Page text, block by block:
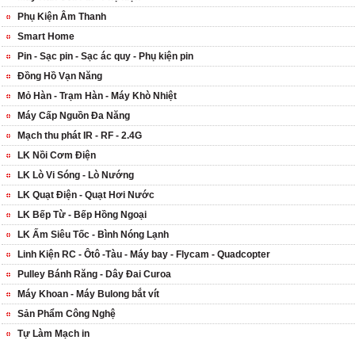
Phụ Kiện Âm Thanh
Smart Home
Pin - Sạc pin - Sạc ác quy - Phụ kiện pin
Đồng Hồ Vạn Năng
Mỏ Hàn - Trạm Hàn - Máy Khò Nhiệt
Máy Cấp Nguồn Đa Năng
Mạch thu phát IR - RF - 2.4G
LK Nồi Cơm Điện
LK Lò Vi Sóng - Lò Nướng
LK Quạt Điện - Quạt Hơi Nước
LK Bếp Từ - Bếp Hồng Ngoại
LK Ấm Siêu Tốc - Bình Nóng Lạnh
Linh Kiện RC - Ôtô -Tàu - Máy bay - Flycam - Quadcopter
Pulley Bánh Răng - Dây Đai Curoa
Máy Khoan - Máy Bulong bắt vít
Sản Phẩm Công Nghệ
Tự Làm Mạch in